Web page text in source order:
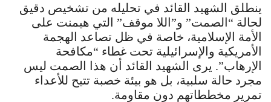
ينطلق الشهيد القائد في تحليله من تشخيص دقيق
لحالة “الصمت” و”اللا موقف” التي هيمنت على
الأمة الإسلامية، خاصة في ظل تصاعد الهجمة
الأمريكية والإسرائيلية تحت غطاء “مكافحة
الإرهاب”. يرى الشهيد القائد أن هذا الصمت ليس
مجرد حالة سلبية، بل هو بيئة خصبة تتيح للأعداء
تمرير مخططاتهم دون مقاومة.